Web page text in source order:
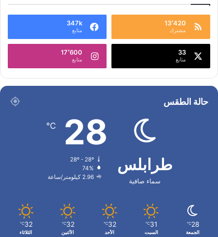
13٬420
مشترك
347k
متابع
33
متابع
17٬600
متابع
حالة الطقس
طرابلس
سماء صافية
28
℃
28º - 28º
74%
2.96 كيلومتر/ساعة
28
℃
الجمعة
31
℃
السبت
32
℃
الأحد
32
℃
الأثنين
32
℃
الثلاثاء